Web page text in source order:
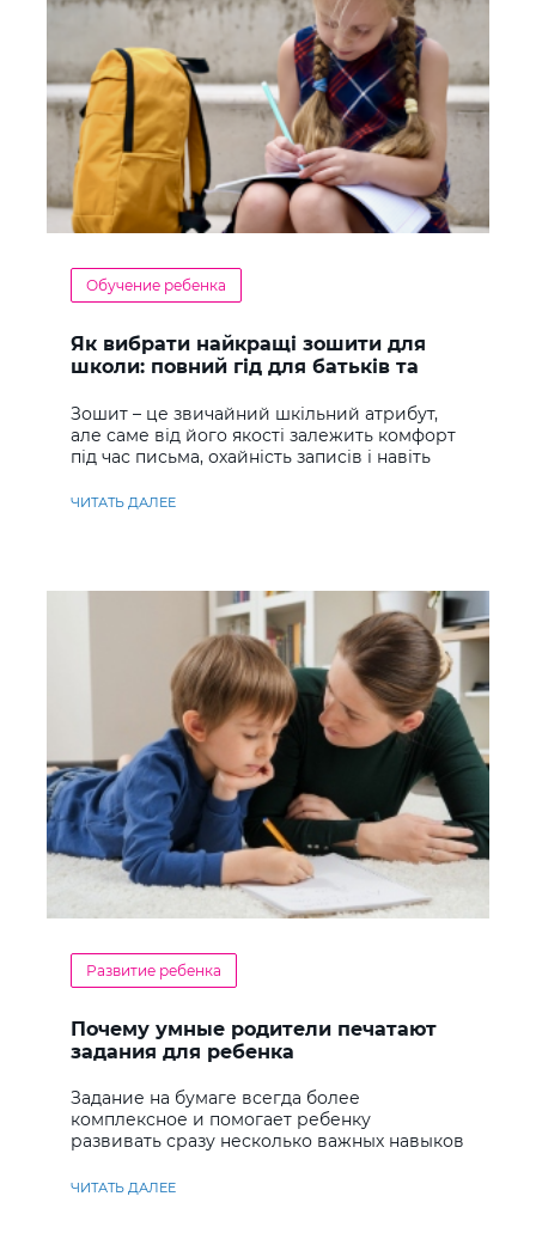
Обучение ребенка
Як вибрати найкращі зошити для
школи: повний гід для батьків та
Зошит – це звичайний шкільний атрибут,
але саме від його якості залежить комфорт
під час письма, охайність записів і навіть
ЧИТАТЬ ДАЛЕЕ
Развитие ребенка
Почему умные родители печатают
задания для ребенка
Задание на бумаге всегда более
комплексное и помогает ребенку
развивать сразу несколько важных навыков
ЧИТАТЬ ДАЛЕЕ